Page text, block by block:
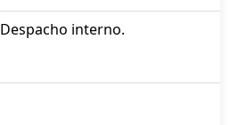
Despacho interno.